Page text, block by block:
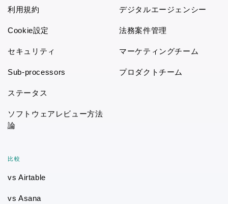
利用規約
Cookie設定
セキュリティ
Sub-processors
ステータス
ソフトウェアレビュー方法
論
デジタルエージェンシー
法務案件管理
マーケティングチーム
プロダクトチーム
比較
vs Airtable
vs Asana